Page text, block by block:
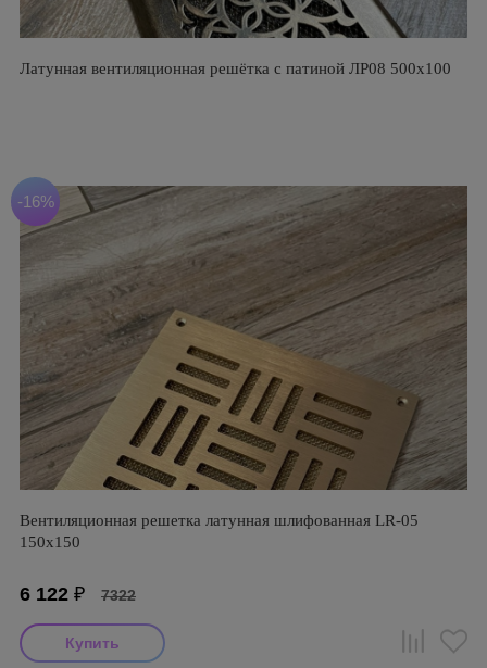
Латунная вентиляционная решётка с патиной ЛР08 500х100
-16%
Вентиляционная решетка латунная шлифованная LR-05
150х150
6 122 ₽ 7322